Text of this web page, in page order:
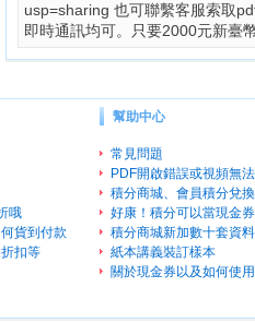
usp=sharing 也可聯繫客服索取
即時通訊均可。只要2000元新臺
哦
貨到付款
扣等
幫助中心
常見問題
PDF開啟錯誤或視頻無
積分商城、會員積分兌
好康！積分可以當現金
積分商城新加數十套資
紙本講義裝訂樣本
關於現金券以及如何使